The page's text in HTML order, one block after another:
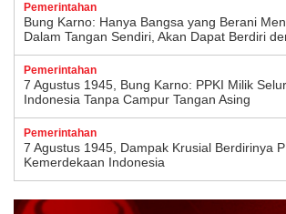
Pemerintahan
Bung Karno: Hanya Bangsa yang Berani
Dalam Tangan Sendiri, Akan Dapat Berdiri
Pemerintahan
7 Agustus 1945, Bung Karno: PPKI Milik
Indonesia Tanpa Campur Tangan Asing
Pemerintahan
7 Agustus 1945, Dampak Krusial Berdirinya
Kemerdekaan Indonesia